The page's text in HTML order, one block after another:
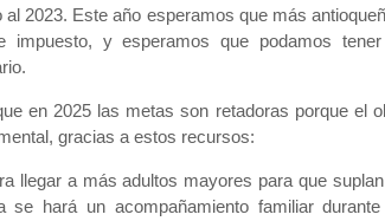
al 2023. Este año esperamos que más
impuesto, y esperamos que podamos
en 2025 las metas son retadoras porque el
gracias a estos recursos:
llegar a más adultos mayores para que
se hará un acompañamiento familiar